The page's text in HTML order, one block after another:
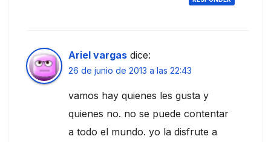
Ariel vargas dice:
26 de junio de 2013 a las 22:43
vamos hay quienes les gusta y
quienes no. no se puede contentar
a todo el mundo. yo la disfrute a